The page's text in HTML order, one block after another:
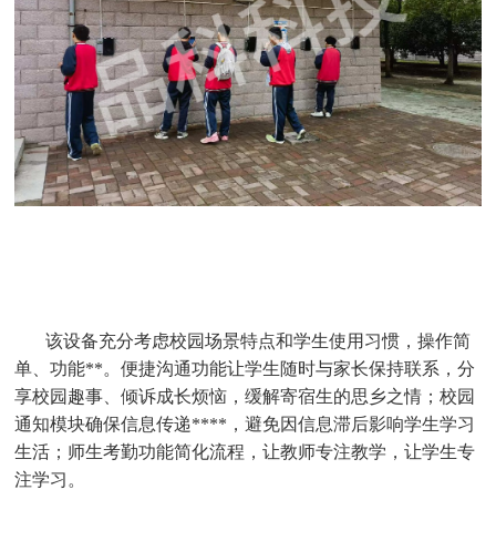
该设备充分考虑校园场景特点和学生使用习惯，操作简
单、功能**。便捷沟通功能让学生随时与家长保持联系，分
享校园趣事、倾诉成长烦恼，缓解寄宿生的思乡之情；校园
通知模块确保信息传递****，避免因信息滞后影响学生学习
生活；师生考勤功能简化流程，让教师专注教学，让学生专
注学习。